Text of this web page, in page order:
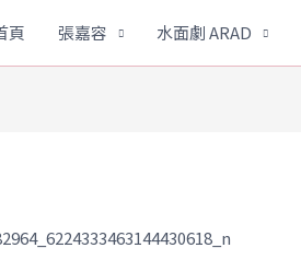
頁 張嘉容 水面劇 ARAD